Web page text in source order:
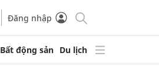
Đăng nhập
Bất động sản Du lịch